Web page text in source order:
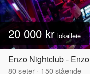
20 000 kr lokalleie
Enzo Nightclub - Enzo
80seter · 150stående